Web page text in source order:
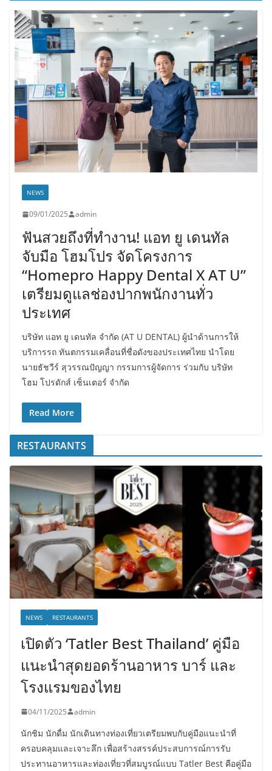
NEWS
09/01/2025 admin
ฟันสวยถึงที่ทำงาน! แอท ยู เดนทัล
จับมือ โฮมโปร จัดโครงการ
“Homepro Happy Dental X AT U”
เตรียมดูแลช่องปากพนักงานทั่ว
ประเทศ
บริษัท แอท ยู เดนทัล จำกัด (AT U DENTAL) ผู้นำด้านการให้
บริการรถ ทันตกรรมเคลื่อนที่ชื่อดังของประเทศไทย นำโดย
นายธัชวีร์ สุวรรณปัญญา กรรมการผู้จัดการ ร่วมกับ บริษัท
โฮม โปรดักส์ เซ็นเตอร์ จำกัด
Read More
RESTAURANTS
NEWS RESTAURANTS
เปิดตัว ‘Tatler Best Thailand’ คู่มือ
แนะนำสุดยอดร้านอาหาร บาร์ และ
โรงแรมของไทย
04/11/2025 admin
นักชิม นักดื่ม นักเดินทางท่องเที่ยวเตรียมพบกับคู่มือแนะนำที่
ครอบคลุมและเจาะลึก เพื่อสร้างสรรค์ประสบการณ์การรับ
ประทานอาหารและท่องเที่ยวที่สมบูรณ์แบบ Tatler Best คือคู่มือ